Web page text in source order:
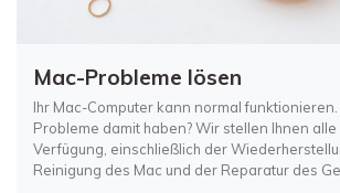
Mac-Probleme lösen
Ihr Mac-Computer kann normal
Probleme damit haben? Wir stellen Ihnen
Verfügung, einschließlich der
Reinigung des Mac und der Reparatur des